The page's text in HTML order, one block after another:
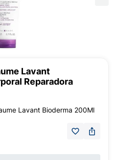
Lavant
Reparadora
Lavant Bioderma 200Ml